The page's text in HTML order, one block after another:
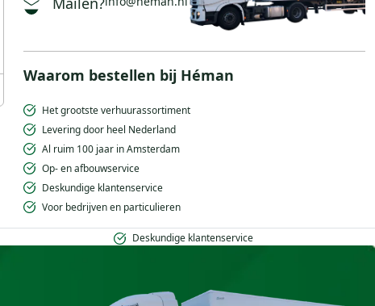
Waarom bestellen bij Héman
Het grootste verhuurassortiment
Levering door heel Nederland
Al ruim 100 jaar in Amsterdam
Op- en afbouwservice
Deskundige klantenservice
Voor bedrijven en particulieren
Deskundige klantenservice